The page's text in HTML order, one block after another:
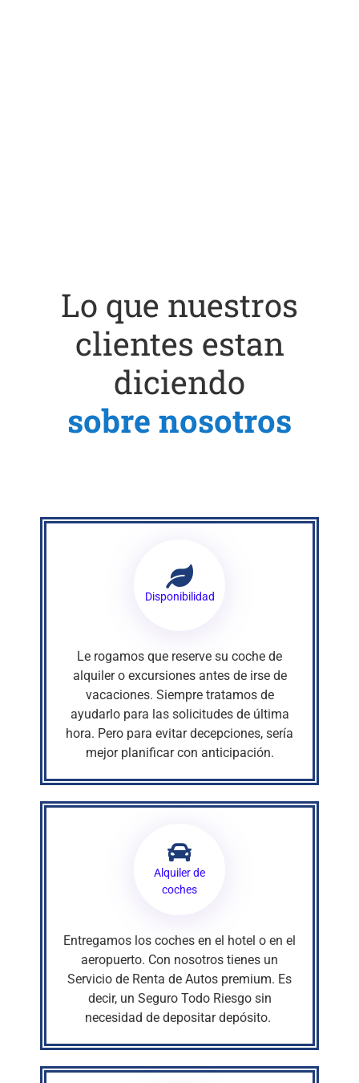
Lo que nuestros
clientes estan
diciendo
sobre nosotros
Disponibilidad
Le rogamos que reserve su coche de
alquiler o excursiones antes de irse de
vacaciones. Siempre tratamos de
ayudarlo para las solicitudes de última
hora. Pero para evitar decepciones, sería
mejor planificar con anticipación.
Alquiler de
coches
Entregamos los coches en el hotel o en el
aeropuerto. Con nosotros tienes un
Servicio de Renta de Autos premium. Es
decir, un Seguro Todo Riesgo sin
necesidad de depositar depósito.